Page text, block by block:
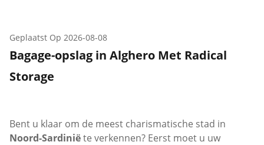
Geplaatst Op 2026-08-08
Bagage-opslag in Alghero Met Radical
Storage
Bent u klaar om de meest charismatische stad in
Noord-Sardiniëte verkennen? Eerst moet u uw